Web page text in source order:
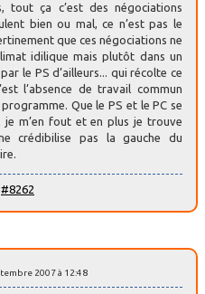
tout ça c’est des négociations
bien ou mal, ce n’est pas le
que ces négociations ne
idilique mais plutôt dans un
le PS d’ailleurs... qui récolte ce
l’absence de travail commun
Que le PS et le PC se
m’en fout et en plus je trouve
crédibilise pas la gauche du
#8262
2007 à 12:48